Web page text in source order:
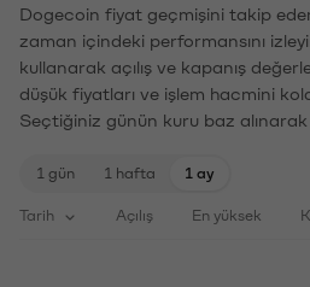
Dogecoin fiyat geçmişini takip
zaman içindeki performansını
kullanarak açılış ve kapanış
düşük fiyatları ve işlem hacmini
Seçtiğiniz günün kuru baz
1 gün 1 hafta 1 ay
Tarih Açılış En yüksek